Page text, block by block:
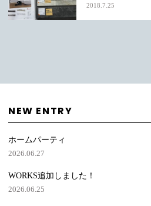
2018.7.25
NEW ENTRY
ホームパーティ
2026.06.27
WORKS追加しました！
2026.06.25